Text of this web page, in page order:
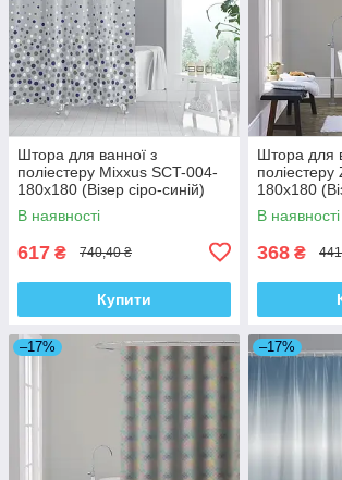
Штора для ванної з
поліестеру Mixxus SCT-004-
180x180 (Візер сіро-синій)
(AC0652)
В наявності
617 ₴ 740,40 ₴
Купити
Штора для
180x180
бежевому
В наявності
368 ₴
–17% –17%